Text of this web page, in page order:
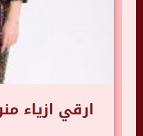
ارقي ازياء